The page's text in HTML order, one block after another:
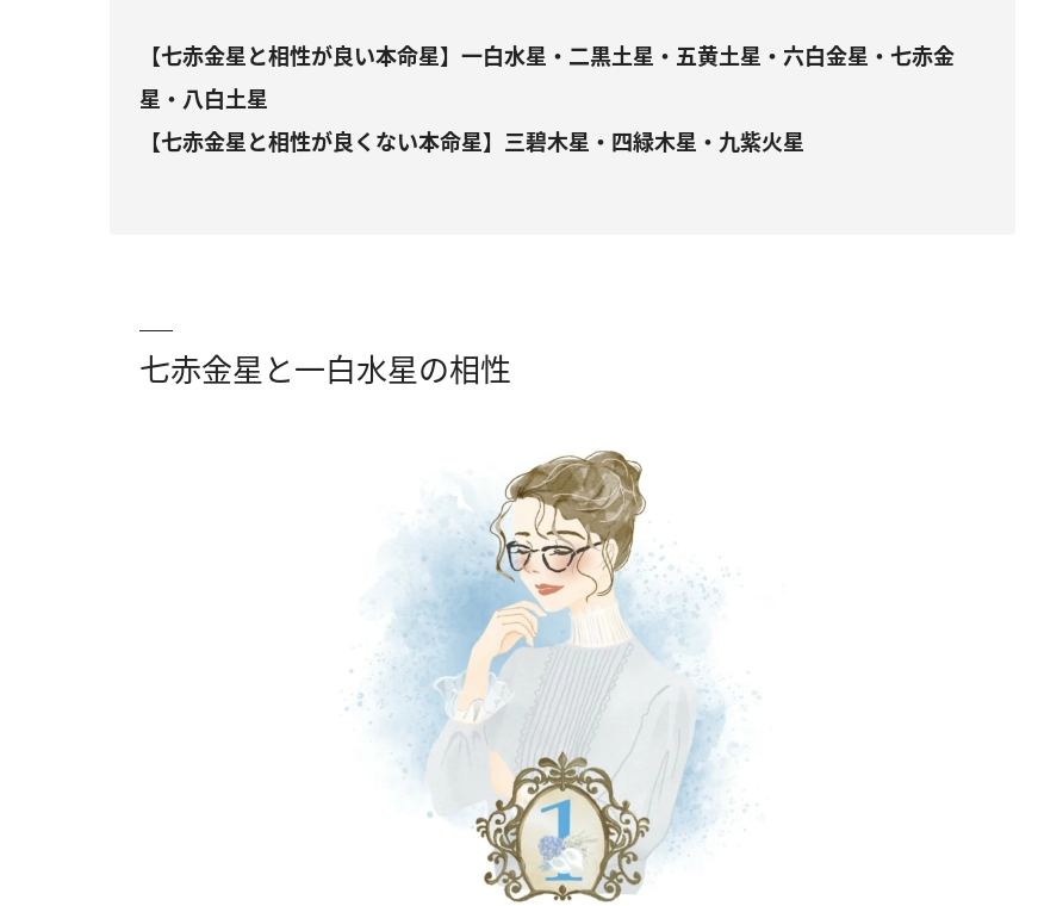
【七赤金星と相性が良い本命星】一白水星・二黒土星・五黄土星・六白金星・七赤金
星・八白土星
【七赤金星と相性が良くない本命星】三碧木星・四緑木星・九紫火星
七赤金星と一白水星の相性